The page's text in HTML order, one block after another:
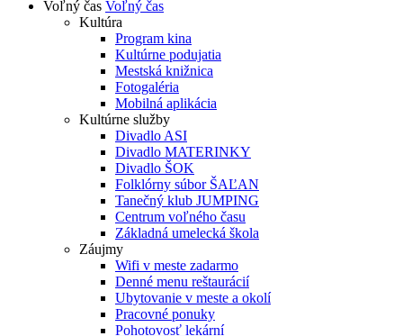
Voľný čas Voľný čas
Kultúra
Program kina
Kultúrne podujatia
Mestská knižnica
Fotogaléria
Mobilná aplikácia
Kultúrne služby
Divadlo ASI
Divadlo MATERINKY
Divadlo ŠOK
Folklórny súbor ŠAĽAN
Tanečný klub JUMPING
Centrum voľného času
Základná umelecká škola
Záujmy
Wifi v meste zadarmo
Denné menu reštaurácií
Ubytovanie v meste a okolí
Pracovné ponuky
Pohotovosť lekární